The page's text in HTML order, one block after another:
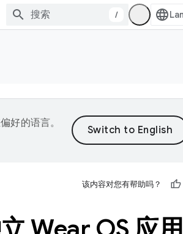
/
好的语言。
该内容对您有帮助吗？